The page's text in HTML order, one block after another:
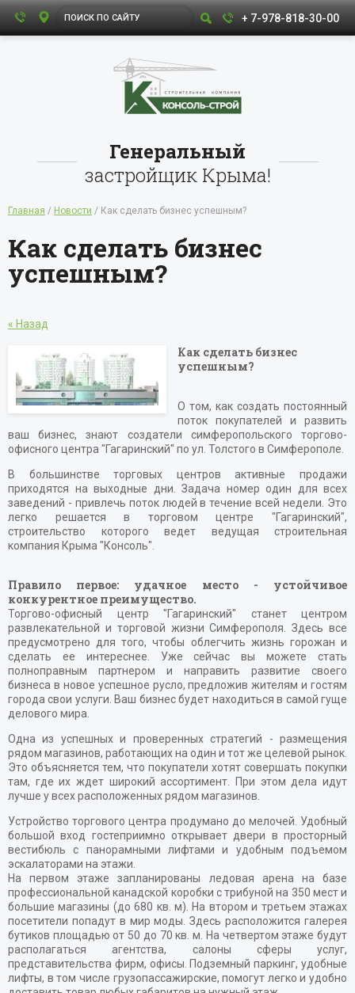
+ 7-978-818-30-00
Генеральный
застройщик Крыма!
Главная / Новости / Как сделать бизнес успешным?
Как сделать бизнес
успешным?
« Назад
Как сделать бизнес
успешным?
О том, как создать постоянный
поток покупателей и развить
ваш бизнес, знают создатели симферопольского торгово-
офисного центра "Гагаринский" по ул. Толстого в Симферополе.
В большинстве торговых центров активные продажи
приходятся на выходные дни. Задача номер один для всех
заведений - привлечь поток людей в течение всей недели. Это
легко решается в торговом центре "Гагаринский",
строительство которого ведет ведущая строительная
компания Крыма "Консоль".
Правило первое: удачное место - устойчивое
конкурентное преимущество.
Торгово-офисный центр "Гагаринский" станет центром
развлекательной и торговой жизни Симферополя. Здесь все
предусмотрено для того, чтобы облегчить жизнь горожан и
сделать ее интереснее. Уже сейчас вы можете стать
полноправным партнером и направить развитие своего
бизнеса в новое успешное русло, предложив жителям и гостям
города свои услуги. Ваш бизнес будет находиться в самой гуще
делового мира.
Одна из успешных и проверенных стратегий - размещения
рядом магазинов, работающих на один и тот же целевой рынок.
Это объясняется тем, что покупатели хотят совершать покупки
там, где их ждет широкий ассортимент. При этом дела идут
лучше у всех расположенных рядом магазинов.
Устройство торгового центра продумано до мелочей. Удобный
большой вход гостеприимно открывает двери в просторный
вестибюль с панорамными лифтами и удобным подъемом
эскалаторами на этажи.
На первом этаже запланированы ледовая арена на базе
профессиональной канадской коробки с трибуной на 350 мест и
большие магазины (до 680 кв. м). На втором и третьем этажах
посетители попадут в мир моды. Здесь расположится галерея
бутиков площадью от 50 до 70 кв. м. На четвертом этаже будут
располагаться агентства, салоны сферы услуг,
представительства фирм, офисы. Подземный паркинг, удобные
лифты, в том числе грузопассажирские, помогут легко и удобно